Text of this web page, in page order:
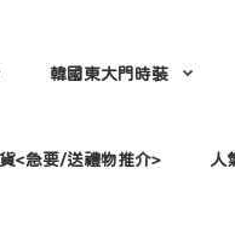
韓國東大門時裝
<急要/送禮物推介> 人